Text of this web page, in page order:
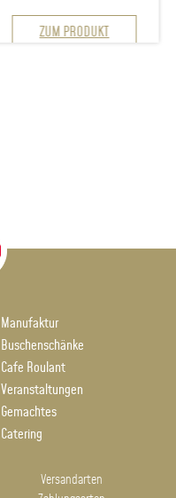
ZUM PRODUKT
Manufaktur
Buschenschänke
Cafe Roulant
Veranstaltungen
Gemachtes
Catering
Versandarten